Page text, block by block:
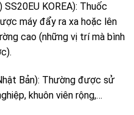
SS20EU KOREA): Thuốc
máy đẩy ra xa hoặc lên
cao (những vị trí mà bình
Bản): Thường được sử
khuôn viên rộng,…